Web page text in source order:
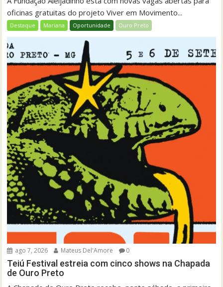
oficinas gratuitas do projeto Viver em Movimento...
Destaque Mariana Oportunidade Ouro Preto
ago 7, 2026 Mateus Del'Amore 0
Teiú Festival estreia com cinco shows na Chapada
de Ouro Preto